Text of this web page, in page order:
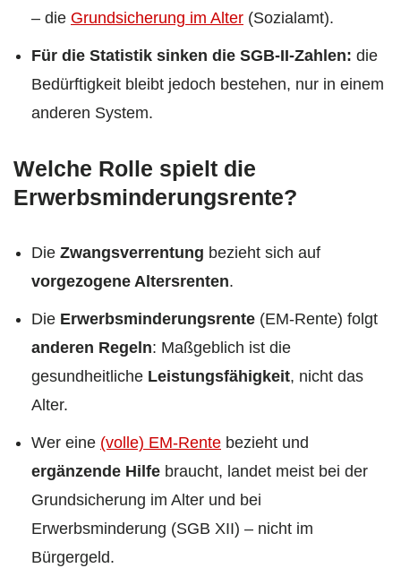
– die Grundsicherung im Alter (Sozialamt).
Für die Statistik sinken die SGB-II-Zahlen: die
Bedürftigkeit bleibt jedoch bestehen, nur in einem
anderen System.
Welche Rolle spielt die
Erwerbsminderungsrente?
Die Zwangsverrentung bezieht sich auf
vorgezogene Altersrenten.
Die Erwerbsminderungsrente (EM-Rente) folgt
anderen Regeln: Maßgeblich ist die
gesundheitliche Leistungsfähigkeit, nicht das
Alter.
Wer eine (volle) EM-Rente bezieht und
ergänzende Hilfe braucht, landet meist bei der
Grundsicherung im Alter und bei
Erwerbsminderung (SGB XII) – nicht im
Bürgergeld.